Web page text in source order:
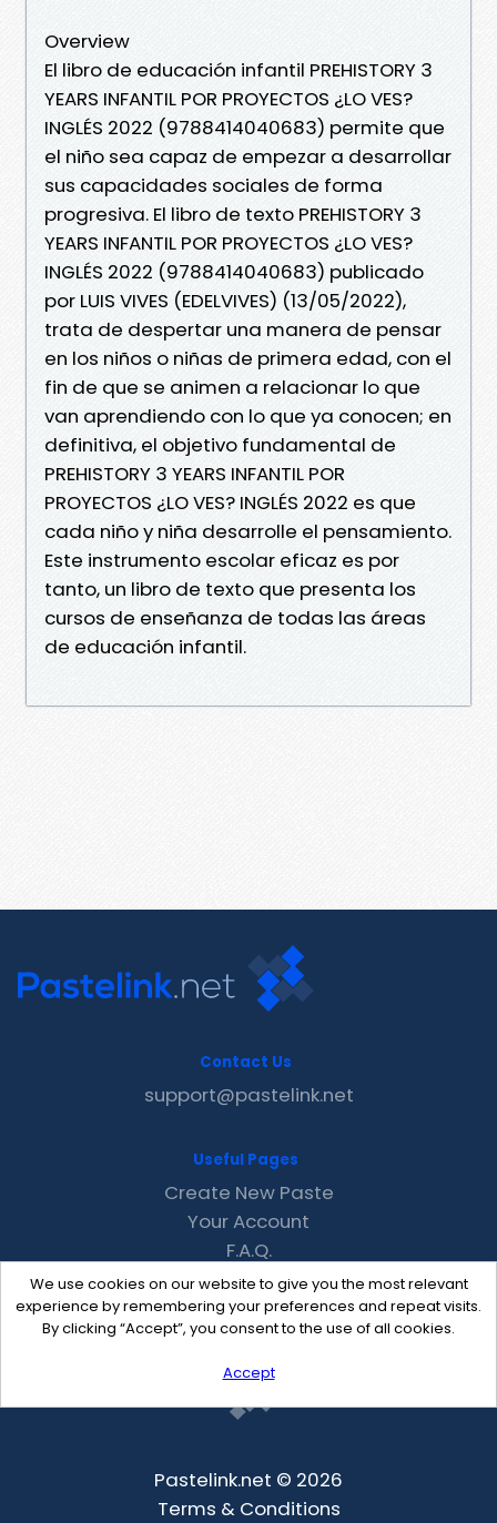
Overview
El libro de educación infantil PREHISTORY 3
YEARS INFANTIL POR PROYECTOS ¿LO VES?
INGLÉS 2022 (9788414040683) permite que
el niño sea capaz de empezar a desarrollar
sus capacidades sociales de forma
progresiva. El libro de texto PREHISTORY 3
YEARS INFANTIL POR PROYECTOS ¿LO VES?
INGLÉS 2022 (9788414040683) publicado
por LUIS VIVES (EDELVIVES) (13/05/2022),
trata de despertar una manera de pensar
en los niños o niñas de primera edad, con el
fin de que se animen a relacionar lo que
van aprendiendo con lo que ya conocen; en
definitiva, el objetivo fundamental de
PREHISTORY 3 YEARS INFANTIL POR
PROYECTOS ¿LO VES? INGLÉS 2022 es que
cada niño y niña desarrolle el pensamiento.
Este instrumento escolar eficaz es por
tanto, un libro de texto que presenta los
cursos de enseñanza de todas las áreas
de educación infantil.
We use cookies on our website to give you the most relevant
experience by remembering your preferences and repeat visits.
By clicking “Accept”, you consent to the use of all cookies.
Accept
Contact Us
support@pastelink.net
Useful Pages
Create New Paste
Your Account
F.A.Q.
Recent
Contact
Pastelink.net © 2026
Terms & Conditions